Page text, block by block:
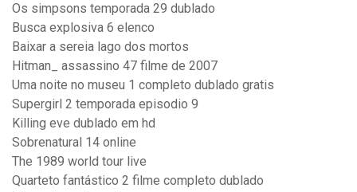
Os simpsons temporada 29 dublado
Busca explosiva 6 elenco
Baixar a sereia lago dos mortos
Hitman_ assassino 47 filme de 2007
Uma noite no museu 1 completo dublado gratis
Supergirl 2 temporada episodio 9
Killing eve dublado em hd
Sobrenatural 14 online
The 1989 world tour live
Quarteto fantástico 2 filme completo dublado